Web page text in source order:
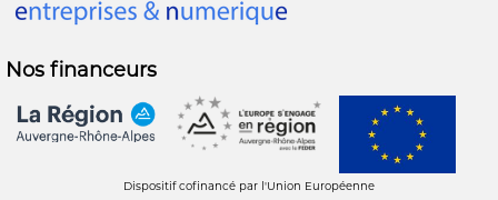
Nos financeurs
Dispositif cofinancé par l'Union Européenne